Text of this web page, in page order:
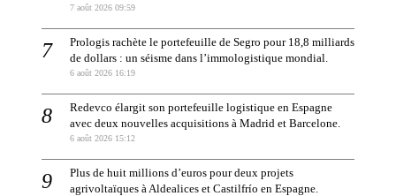
7 août 2026 09:59
Prologis rachète le portefeuille de Segro pour 18,8 milliards
de dollars : un séisme dans l’immologistique mondial.
6 août 2026 16:19
Redevco élargit son portefeuille logistique en Espagne
avec deux nouvelles acquisitions à Madrid et Barcelone.
6 août 2026 15:12
Plus de huit millions d’euros pour deux projets
agrivoltaïques à Aldealices et Castilfrío en Espagne.